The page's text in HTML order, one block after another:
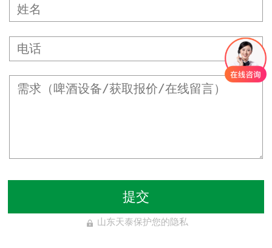
提交
山东天泰保护您的隐私